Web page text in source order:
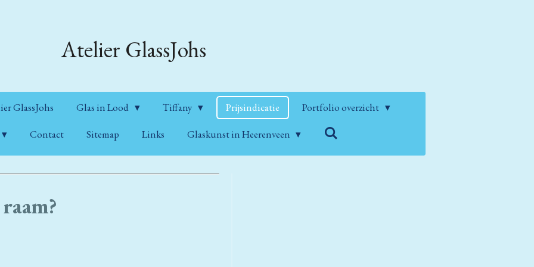
Atelier GlassJohs
GlassJohs Glas in Lood Tiffany Prijsindicatie Portfolio overzicht
Contact Sitemap Links Glaskunst in Heerenveen
een raam?